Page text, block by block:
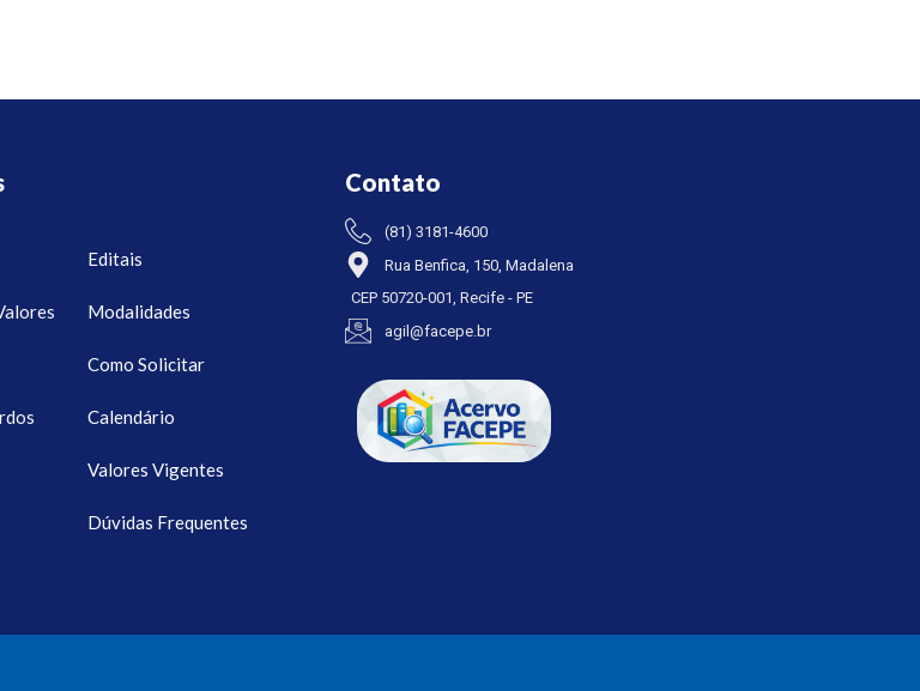
Editais
Modalidades
Como Solicitar
Calendário
Valores Vigentes
Dúvidas Frequentes
Contato
(81) 3181-4600
Rua Benfica, 150, Madalena
CEP 50720-001, Recife - PE
agil@facepe.br